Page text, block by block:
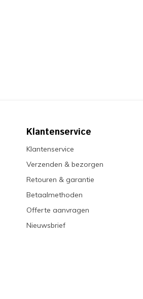
Klantenservice
Klantenservice
Verzenden & bezorgen
Retouren & garantie
Betaalmethoden
Offerte aanvragen
Nieuwsbrief